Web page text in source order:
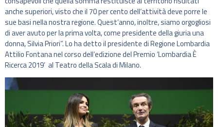
anche superiori, visto che il 70 per cento dell’attività deve porre le
sue basi nella nostra regione. Quest’anno, inoltre, siamo orgogliosi
di aver avuto per la prima volta, come presidente della giuria una
donna, Silvia Priori”. Lo ha detto il presidente di Regione Lombardia
Attilio Fontana nel corso dell’edizione del Premio ‘Lombardia È
Ricerca 2019’ al Teatro della Scala di Milano.